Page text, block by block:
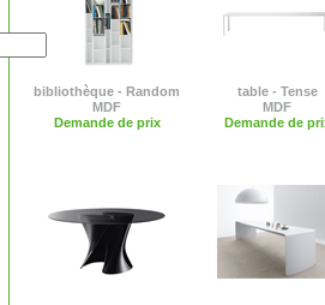
bibliothèque - Random
MDF
Demande de prix
table - Tense
MDF
Demande de